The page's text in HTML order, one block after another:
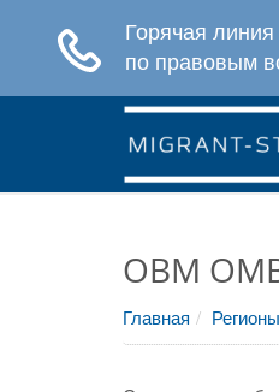
ОВМ
Главная Регионы